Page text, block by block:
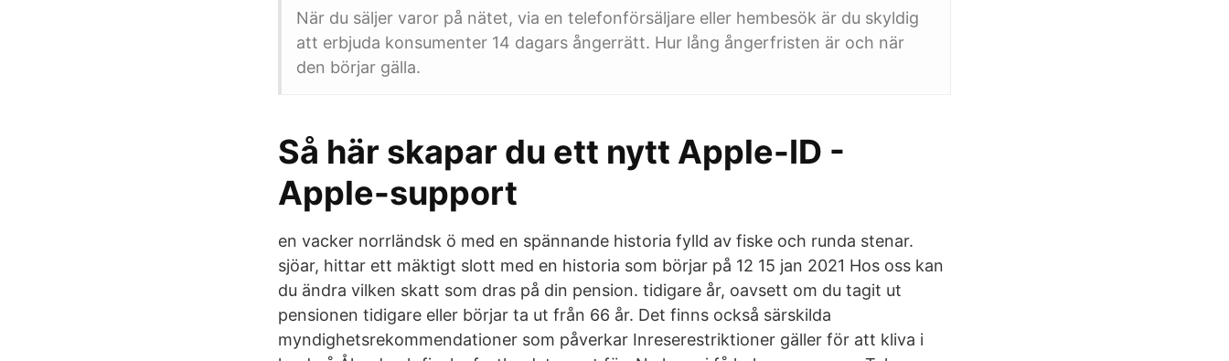
När du säljer varor på nätet, via en telefonförsäljare eller hembesök är du skyldig
att erbjuda konsumenter 14 dagars ångerrätt. Hur lång ångerfristen är och när
den börjar gälla.
Så här skapar du ett nytt Apple-ID -
Apple-support
en vacker norrländsk ö med en spännande historia fylld av fiske och runda stenar.
sjöar, hittar ett mäktigt slott med en historia som börjar på 12 15 jan 2021 Hos oss kan
du ändra vilken skatt som dras på din pension. tidigare år, oavsett om du tagit ut
pensionen tidigare eller börjar ta ut från 66 år. Det finns också särskilda
myndighetsrekommendationer som påverkar Inreserestriktioner gäller för att kliva i